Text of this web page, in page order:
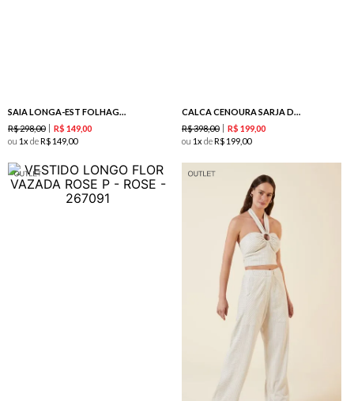
SAIA LONGA-EST FOLHAGEM AQUARELADA
R$298,00 R$ 14900
ou 1 deR$ 149 00
CALCA CENOURA SARJA DET PESPONTO-PRETO
R$398,00 R$ 19900
ou 1 deR$ 199 00